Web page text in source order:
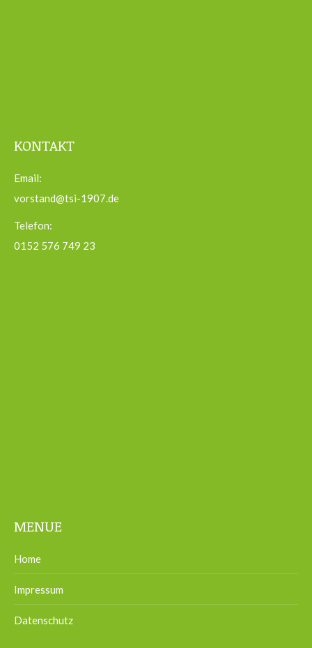
KONTAKT
Email:
vorstand@tsi-1907.de
Telefon:
0152 576 749 23
MENUE
Home
Impressum
Datenschutz